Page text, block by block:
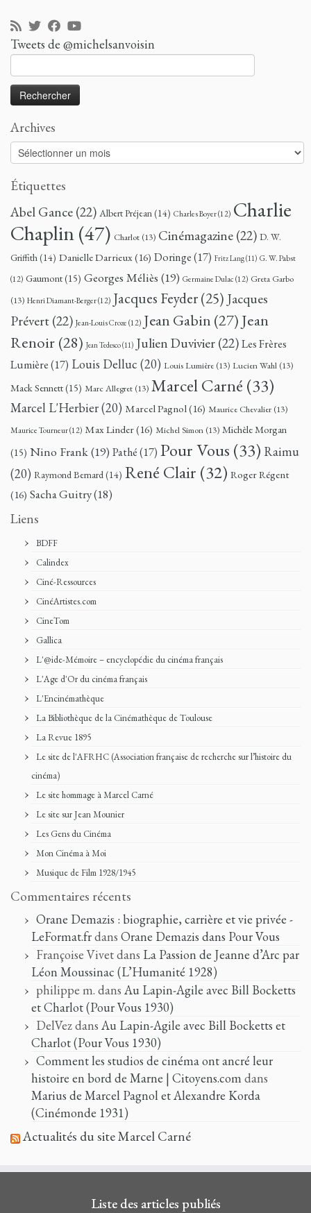
Tweets de @michelsanvoisin
Archives
Archives
Étiquettes
Abel Gance(22) Albert Préjean(14) Charles Boyer(12) Charlie
Chaplin(47) Charlot (13) Cinémagazine(22) D. W.
Griffith(14) Danielle Darrieux(16) Doringe(17) Fritz Lang(11) G. W. Pabst
(12) Gaumont(15) Georges Méliès (19) Germaine Dulac (12) Greta Garbo
(13) Henri Diamant-Berger(12) Jacques Feyder(25) Jacques
Prévert(22) Jean-Louis Croze (12) Jean Gabin (27) Jean
Renoir (28) Jean Tedesco(11) Julien Duvivier(22)Les Frères
Lumière(17) Louis Delluc (20) Louis Lumière (13) Lucien Wahl (13)
Mack Sennett(15) Marc Allegret (13) Marcel Carné (33)
Marcel L'Herbier(20) Marcel Pagnol(16) Maurice Chevalier (13)
Maurice Tourneur(12) Max Linder(16) Michel Simon (13) Michèle Morgan
(15) Nino Frank(19) Pathé(17) Pour Vous (33) Raimu
(20) Raymond Bernard(14) René Clair (32) Roger Régent
(16) Sacha Guitry(18)
Liens
BDFF
Calindex
Ciné-Ressources
CinéArtistes.com
CineTom
Gallica
L'@ide-Mémoire – encyclopédie du cinéma français
L'Age d'Or du cinéma français
L'Encinémathèque
La Bibliothèque de la Cinémathèque de Toulouse
La Revue 1895
Le site de l'AFRHC (Association française de recherche sur l’histoire du
cinéma)
Le site hommage à Marcel Carné
Le site sur Jean Mounier
Les Gens du Cinéma
Mon Cinéma à Moi
Musique de Film 1928/1945
Commentaires récents
Orane Demazis : biographie, carrière et vie privée -
LeFormat.frdans Orane Demazis dans Pour Vous
Françoise Vivetdans La Passion de Jeanne d’Arc par
Léon Moussinac (L’Humanité 1928)
philippe m. dans Au Lapin-Agile avec Bill Bocketts
et Charlot (Pour Vous 1930)
DelVezdans Au Lapin-Agile avec Bill Bocketts et
Charlot (Pour Vous 1930)
Comment les studios de cinéma ont ancré leur
histoire en bord de Marne | Citoyens.comdans
Marius de Marcel Pagnol et Alexandre Korda
(Cinémonde 1931)
Actualités du site Marcel Carné
Liste des articles publiés